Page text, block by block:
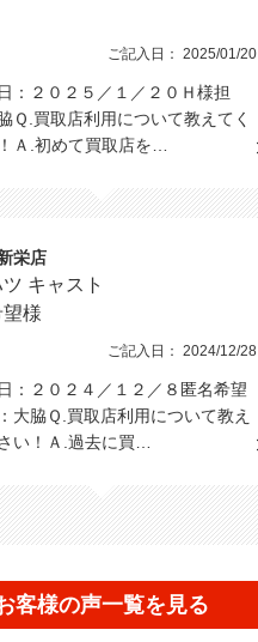
ご記入日： 2025/01/20
：２０２５／１／２０Ｈ様担
Ｑ.買取店利用について教えてく
Ａ.初めて買取店を…
栄店
キャスト
望様
ご記入日： 2024/12/28
：２０２４／１２／８匿名希望
大脇Ｑ.買取店利用について教え
い！Ａ.過去に買…
客様の声一覧を見る